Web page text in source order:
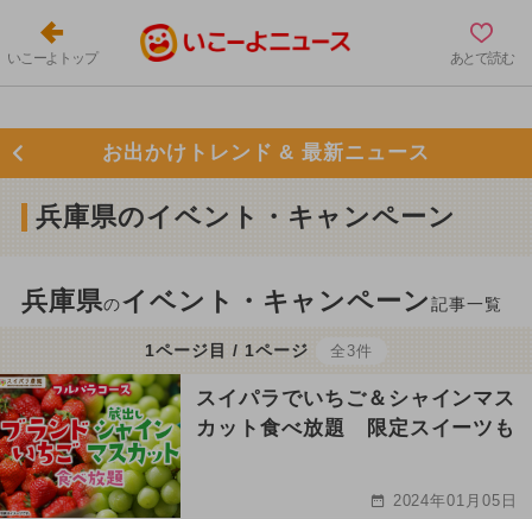
いこーよトップ あとで読む
お出かけトレンド & 最新ニュース
兵庫県のイベント・キャンペーン
兵庫県のイベント・キャンペーン記事一覧
1ページ目 / 1ページ 全3件
スイパラでいちご＆シャインマス
カット食べ放題 限定スイーツも
2024年01月05日